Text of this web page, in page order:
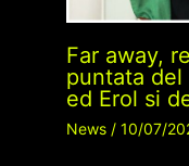
Far away,
puntata
ed Erol si
News/ 10/07/